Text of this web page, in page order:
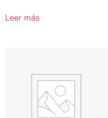
Leer más